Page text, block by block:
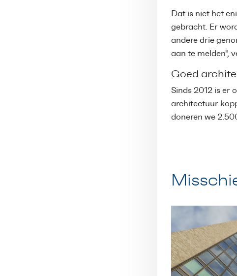
Dat is niet het
gebracht. Er
andere drie
aan te melden",
Goed
Sinds 2012 is er
architectuur
doneren we